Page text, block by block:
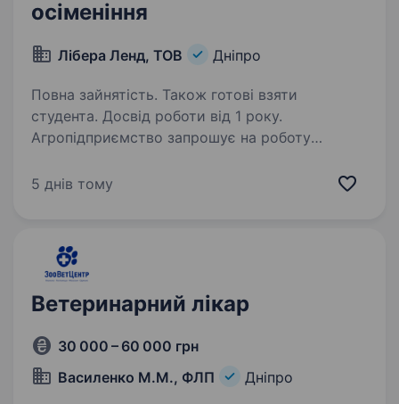
осіменіння
Лібера Ленд, ТОВ Дніпро
Повна зайнятість. Також готові взяти
студента. Досвід роботи від 1 року.
Агропідприємство запрошує на роботу
Досвід роботи свинокомплексі (або бажання
підприємстві…
5 днів тому
Ветеринарний лікар
30 000 – 60 000 грн
Василенко М.М., ФЛП
Дніпро